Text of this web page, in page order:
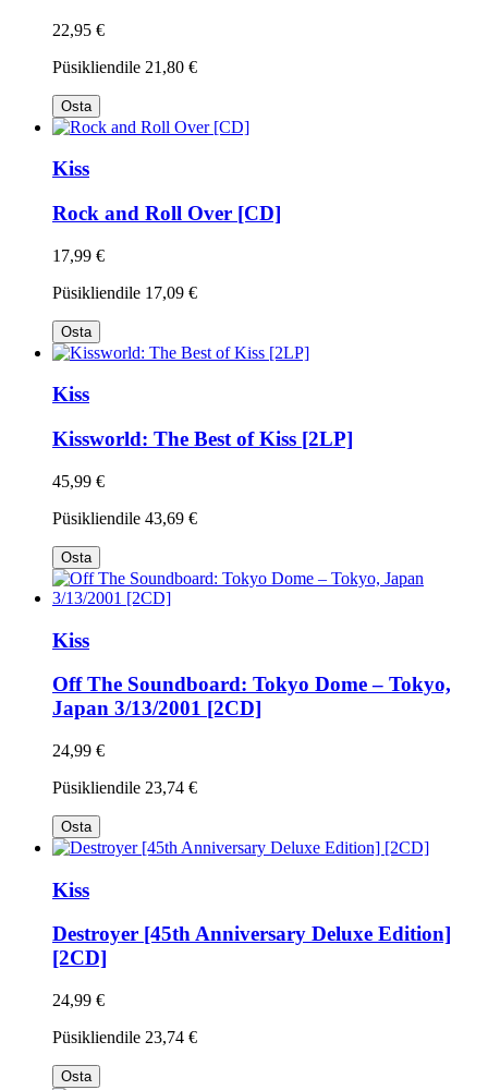
22,95 €
Püsikliendile 21,80 €
Osta
Kiss
Rock and Roll Over [CD]
17,99 €
Püsikliendile 17,09 €
Osta
Kiss
Kissworld: The Best of Kiss [2LP]
45,99 €
Püsikliendile 43,69 €
Osta
Kiss
Off The Soundboard: Tokyo Dome – Tokyo,
Japan 3/13/2001 [2CD]
24,99 €
Püsikliendile 23,74 €
Osta
Kiss
Destroyer [45th Anniversary Deluxe Edition]
[2CD]
24,99 €
Püsikliendile 23,74 €
Osta